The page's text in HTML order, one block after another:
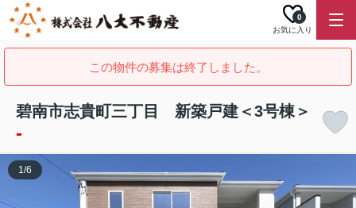
お気に入り
0
この物件の募集は終了しました。
碧南市志貴町三丁目 新築戸建＜3号棟＞
-
1/6